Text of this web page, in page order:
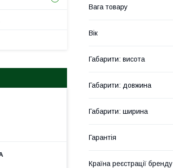
Вага товару
Вік
Габарити: висота
Габарити: довжина
Габарити: ширина
Гарантія
Країна реєстрації бренду